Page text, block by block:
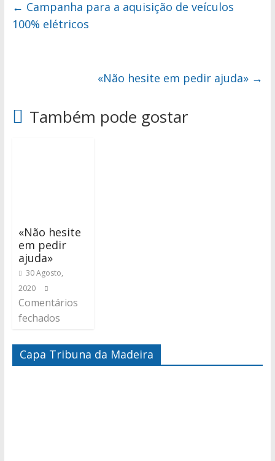
← Campanha para a aquisição de veículos
100% elétricos
«Não hesite em pedir ajuda» →
Também pode gostar
«Não hesite
em pedir
ajuda»
30 Agosto,
2020
Comentários
fechados
Capa Tribuna da Madeira